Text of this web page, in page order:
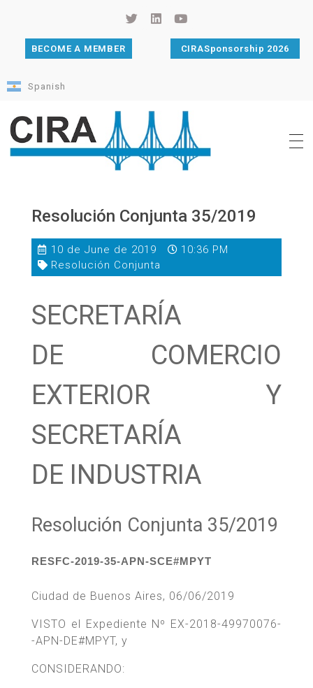
BECOME A MEMBER CIRASponsorship 2026
Spanish
Resolución Conjunta 35/2019
10 de June de 2019
10:36 PM
Resolución Conjunta
SECRETARÍA
DE COMERCIO
EXTERIOR Y
SECRETARÍA
DE INDUSTRIA
Resolución Conjunta 35/2019
RESFC-2019-35-APN-SCE#MPYT
Ciudad de Buenos Aires, 06/06/2019
VISTO el Expediente Nº EX-2018-49970076-
-APN-DE#MPYT, y
CONSIDERANDO: